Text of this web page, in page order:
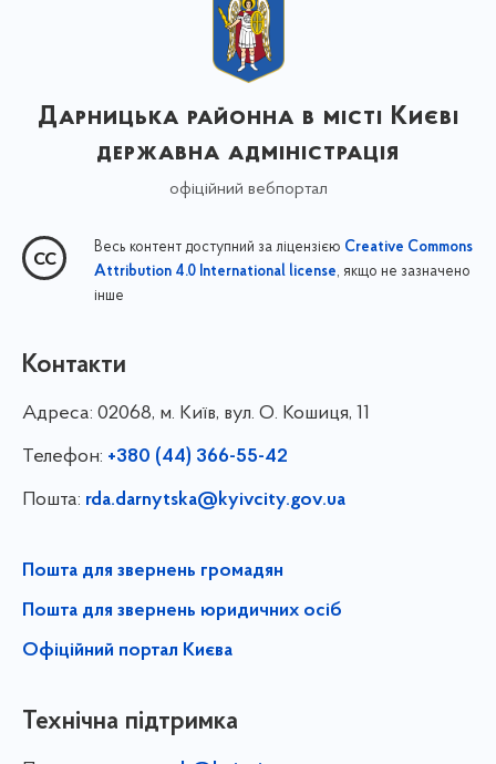
Дарницька районна в місті Києві
державна адміністрація
офіційний вебпортал
Весь контент доступний за ліцензією Creative Commons
Attribution 4.0 International license, якщо не зазначено
інше
Контакти
Адреса: 02068, м. Київ, вул. О. Кошиця, 11
Телефон: +380 (44) 366-55-42
Пошта: rda.darnytska@kyivcity.gov.ua
Пошта для звернень громадян
Пошта для звернень юридичних осіб
Офіційний портал Києва
Технічна підтримка